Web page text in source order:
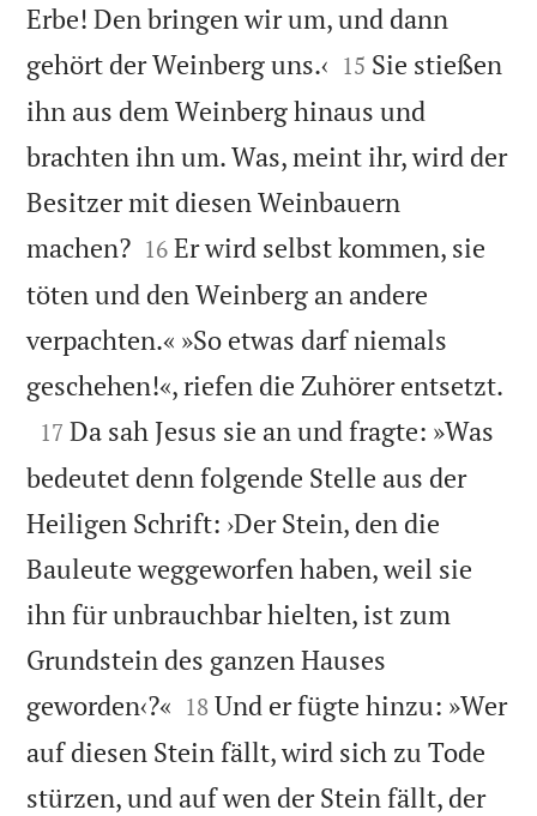
Erbe! Den bringen wir um, und dann
gehört der Weinberg uns.‹ 

15 Sie stießen
ihn aus dem Weinberg hinaus und
brachten ihn um. Was, meint ihr, wird der
Besitzer mit diesen Weinbauern
machen?
16 Er wird selbst kommen, sie
töten und den Weinberg an andere
verpachten.« »So etwas darf niemals
geschehen!«, riefen die Zuhörer entsetzt.

17 Da sah Jesus sie an und fragte: »Was
bedeutet denn folgende Stelle aus der
Heiligen Schrift: ›Der Stein, den die
Bauleute weggeworfen haben, weil sie
ihn für unbrauchbar hielten, ist zum
Grundstein des ganzen Hauses
geworden‹?« 

18 Und er fügte hinzu: »Wer
auf diesen Stein fällt, wird sich zu Tode
stürzen, und auf wen der Stein fällt, der